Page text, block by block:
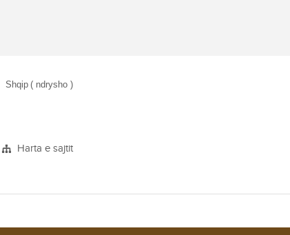
Shqip ( ndrysho )
Harta e sajtit